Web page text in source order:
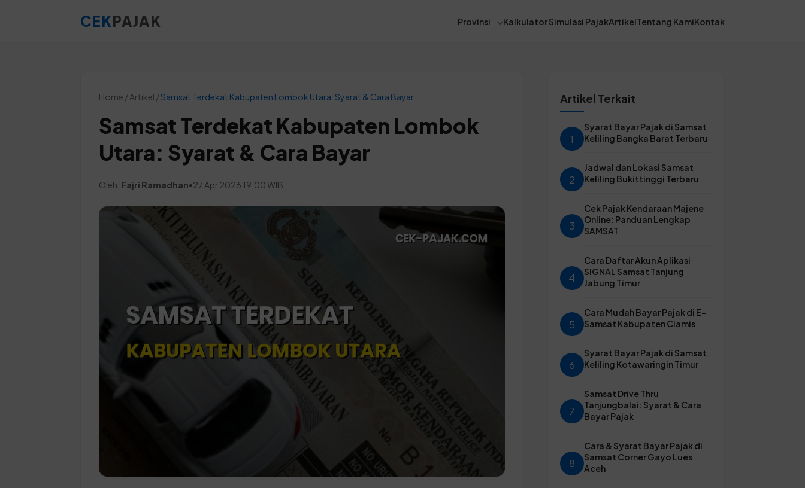
CEKPAJAK Provinsi Kalkulator Simulasi PajakArtikelTentang KamiKontak
Home / Artikel /Samsat Terdekat Kabupaten Lombok Utara: Syarat & Cara Bayar
Samsat Terdekat Kabupaten Lombok
Utara: Syarat & Cara Bayar
Oleh: Fajri Ramadhan•27 Apr 2026 19:00 WIB
Artikel Terkait
1
Syarat Bayar Pajak di Samsat
Keliling Bangka Barat Terbaru
2
Jadwal dan Lokasi Samsat
Keliling Bukittinggi Terbaru
3
Cek Pajak Kendaraan Majene
Online: Panduan Lengkap
SAMSAT
4
Cara Daftar Akun Aplikasi
SIGNAL Samsat Tanjung
Jabung Timur
5
Cara Mudah Bayar Pajak di E-
Samsat Kabupaten Ciamis
6
Syarat Bayar Pajak di Samsat
Keliling Kotawaringin Timur
7
Samsat Drive Thru
Tanjungbalai: Syarat & Cara
Bayar Pajak
8
Cara & Syarat Bayar Pajak di
Samsat Corner Gayo Lues
Aceh